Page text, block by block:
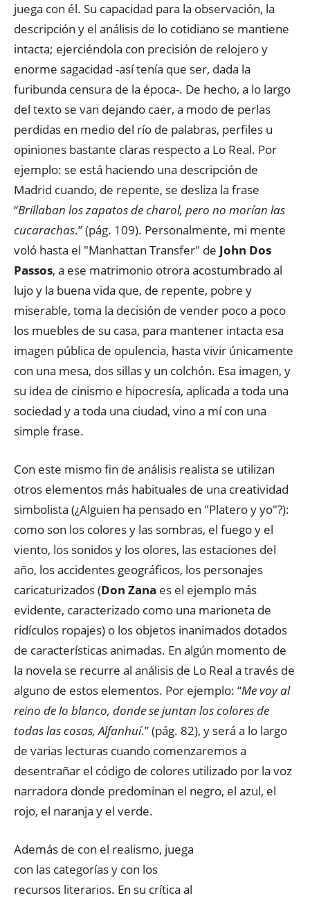
juega con él. Su capacidad para la observación, la
descripción y el análisis de lo cotidiano se mantiene
intacta; ejerciéndola con precisión de relojero y
enorme sagacidad -así tenía que ser, dada la
furibunda censura de la época-. De hecho, a lo largo
del texto se van dejando caer, a modo de perlas
perdidas en medio del río de palabras, perfiles u
opiniones bastante claras respecto a Lo Real. Por
ejemplo: se está haciendo una descripción de
Madrid cuando, de repente, se desliza la frase
“Brillaban los zapatos de charol, pero no morían las
cucarachas.” (pág. 109). Personalmente, mi mente
voló hasta el "Manhattan Transfer" de John Dos
Passos, a ese matrimonio otrora acostumbrado al
lujo y la buena vida que, de repente, pobre y
miserable, toma la decisión de vender poco a poco
los muebles de su casa, para mantener intacta esa
imagen pública de opulencia, hasta vivir únicamente
con una mesa, dos sillas y un colchón. Esa imagen, y
su idea de cinismo e hipocresía, aplicada a toda una
sociedad y a toda una ciudad, vino a mí con una
simple frase.
Con este mismo fin de análisis realista se utilizan
otros elementos más habituales de una creatividad
simbolista (¿Alguien ha pensado en "Platero y yo"?):
como son los colores y las sombras, el fuego y el
viento, los sonidos y los olores, las estaciones del
año, los accidentes geográficos, los personajes
caricaturizados (Don Zana es el ejemplo más
evidente, caracterizado como una marioneta de
ridículos ropajes) o los objetos inanimados dotados
de características animadas. En algún momento de
la novela se recurre al análisis de Lo Real a través de
alguno de estos elementos. Por ejemplo: “Me voy al
reino de lo blanco, donde se juntan los colores de
todas las cosas, Alfanhuí.” (pág. 82), y será a lo largo
de varias lecturas cuando comenzaremos a
desentrañar el código de colores utilizado por la voz
narradora donde predominan el negro, el azul, el
rojo, el naranja y el verde.
Además de con el realismo, juega
con las categorías y con los
recursos literarios. En su crítica al